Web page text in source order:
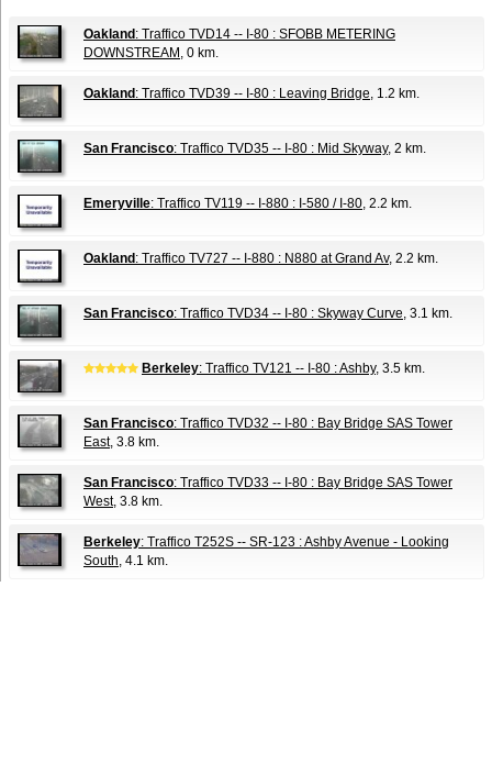
Oakland : Traffico TVD14 -- I-80 : SFOBB METERING
DOWNSTREAM , 0 km.
Oakland : Traffico TVD39 -- I-80 : Leaving Bridge, 1.2 km.
San Francisco: Traffico TVD35 -- I-80 : Mid Skyway, 2 km.
Emeryville: Traffico TV119 -- I-880 : I-580 / I-80, 2.2 km.
Oakland : Traffico TV727 -- I-880 : N880 at Grand Av, 2.2 km.
San Francisco: Traffico TVD34 -- I-80 : Skyway Curve, 3.1 km.
Berkeley: Traffico TV121 -- I-80 : Ashby, 3.5 km.
San Francisco: Traffico TVD32 -- I-80 : Bay Bridge SAS Tower
East, 3.8 km.
San Francisco: Traffico TVD33 -- I-80 : Bay Bridge SAS Tower
West, 3.8 km.
Berkeley: Traffico T252S -- SR-123 : Ashby Avenue - Looking
South, 4.1 km.